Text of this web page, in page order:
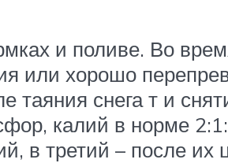
и поливе. Во
или хорошо
таяния снега т и
калий в норме
в третий – после их